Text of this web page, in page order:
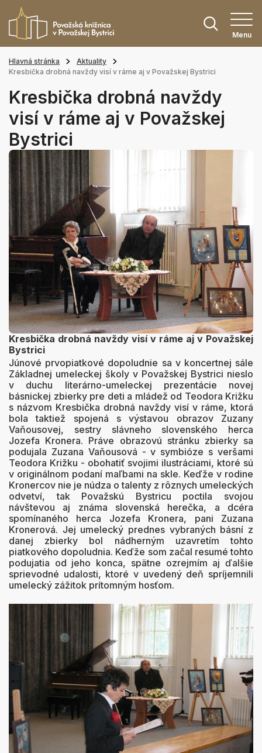
Menu
Hlavná stránka
Aktuality
Kresbička drobná navždy visí v ráme aj v Považskej Bystrici
Kresbička drobná navždy
visí v ráme aj v Považskej
Bystrici
Kresbička drobná navždy visí v ráme aj v Považskej
Bystrici
Júnové prvopiatkové dopoludnie sa v koncertnej sále
Základnej umeleckej školy v Považskej Bystrici nieslo
v duchu literárno-umeleckej prezentácie novej
básnickej zbierky pre deti a mládež od Teodora Križku
s názvom Kresbička drobná navždy visí v ráme, ktorá
bola taktiež spojená s výstavou obrazov Zuzany
Vaňousovej, sestry slávneho slovenského herca
Jozefa Kronera. Práve obrazovú stránku zbierky sa
podujala Zuzana Vaňousová - v symbióze s veršami
Teodora Križku - obohatiť svojimi ilustráciami, ktoré sú
v originálnom podaní maľbami na skle. Keďže v rodine
Kronercov nie je núdza o talenty z rôznych umeleckých
odvetví, tak Považskú Bystricu poctila svojou
návštevou aj známa slovenská herečka, a dcéra
spomínaného herca Jozefa Kronera, pani Zuzana
Kronerová. Jej umelecký prednes vybraných básní z
danej zbierky bol nádherným uzavretím tohto
piatkového dopoludnia. Keďže som začal resumé tohto
podujatia od jeho konca, spätne ozrejmím aj ďalšie
sprievodné udalosti, ktoré v uvedený deň spríjemnili
umelecký zážitok prítomným hosťom.